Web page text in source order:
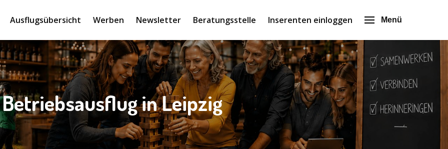
Ausflugsübersicht Werben Newsletter Beratungsstelle Inserenten einloggen Menü
Betriebsausflug in Leipzig